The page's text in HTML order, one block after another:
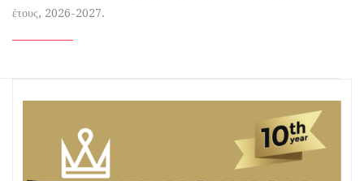
έτους, 2026-2027.